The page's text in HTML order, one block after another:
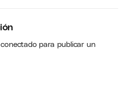
conectadopara publicar un